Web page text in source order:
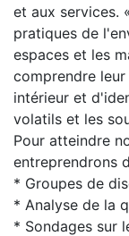
et aux services.
pratiques de
espaces et les
comprendre
intérieur et
volatils et les
Pour atteindre
entreprendrons
* Groupes de
* Analyse de la
* Sondages sur